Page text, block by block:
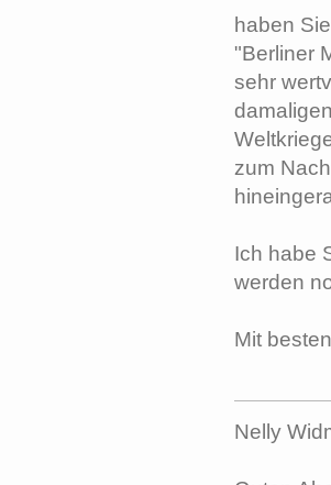
haben
"Berliner
sehr
zum
Ich habe
werden
Mit
Nelly